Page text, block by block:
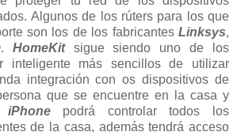
Algunos de los rúters para los que
son los de los fabricantes Linksys,
. HomeKit sigue siendo uno de los
inteligente más sencillos de utilizar
integración con os dispositivos de
que se encuentre en la casa y
iPhone podrá controlar todos los
de la casa, además tendrá acceso